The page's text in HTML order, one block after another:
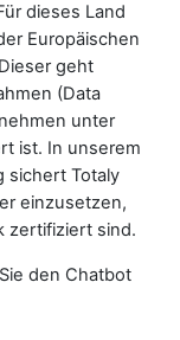
dieses Land
Europäischen
geht
(Data
unter
ist. In unserem
sichert Totaly
einzusetzen,
zertifiziert sind.
den Chatbot